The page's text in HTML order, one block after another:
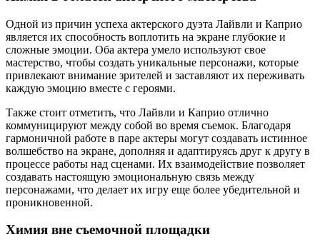
Одной из причин успеха актерского дуэта Лайвли и Каприо
является их способность воплотить на экране глубокие и
сложные эмоции. Оба актера умело используют свое
мастерство, чтобы создать уникальные персонажи, которые
привлекают внимание зрителей и заставляют их переживать
каждую эмоцию вместе с героями.
Также стоит отметить, что Лайвли и Каприо отлично
коммуницируют между собой во время съемок. Благодаря
гармоничной работе в паре актеры могут создавать истинное
волшебство на экране, дополняя и адаптируясь друг к другу в
процессе работы над сценами. Их взаимодействие позволяет
создавать настоящую эмоциональную связь между
персонажами, что делает их игру еще более убедительной и
проникновенной.
Химия вне съемочной площадки